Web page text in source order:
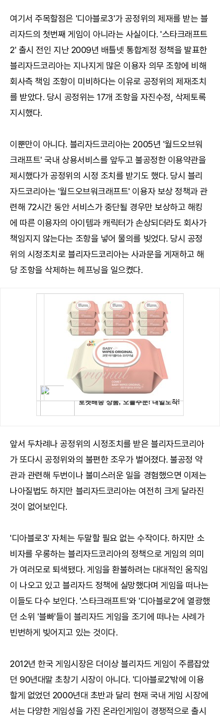
여기서 주목할점은 '디아블로3'가 공정위의 제재를 받는 블
리자드의 첫번째 게임이 아니라는 사실이다. '스타크래프트
2' 출시 전인 지난 2009년 배틀넷 통합계정 정책을 발표한
블리자드코리아는 지나지게 많은 이용자 의무 조항에 비해
회사측 책임 조항이 미비하다는 이유로 공정위의 제재조치
를 받았다. 당시 공정위는 17개 조항을 자진수정, 삭제토록
지시했다.
이뿐만이 아니다. 블리자드코리아는 2005년 '월드오브워
크래프트' 국내 상용서비스를 앞두고 불공정한 이용약관을
제시했다가 공정위의 시정 조치를 받기도 했다. 당시 블리
자드코리아는 '월드오브워크래프트' 이용자 보상 정책과 관
련해 72시간 동안 서비스가 중단될 경우만 보상하고 해킹
에 따른 이용자의 아이템과 캐릭터가 손상되더라도 회사가
책임지지 않는다는 조항을 넣어 물의를 빚었다. 당시 공정
위의 시정조치로 블리자드코리아는 사과문을 게재하고 해
당 조항을 삭제하는 헤프닝을 일으켰다.
앞서 두차례나 공정위의 시정조치를 받은 블리자드코리아
가 또다시 공정위와의 불편한 조우가 벌어졌다. 불공정 약
관과 관련해 두번이나 불미스러운 일을 경험했으면 이제는
나아질법도 하지만 블리자드코리아는 여전히 크게 달라진
것이 없어보인다.
'디아블로3' 자체는 두말할 필요 없는 수작이다. 하지만 소
비자를 우롱하는 블리자드코리아의 정책으로 게임의 의미
가 여러모로 퇴색됐다. 게임을 환불하려는 대대적인 움직임
이 나오고 있고 블리자드 정책에 실망했다며 게임을 떠나는
이들도 다수 보인다. '스타크래프트'와 '디아블로2'에 열광했
던 소위 '블빠'들이 블리자드 게임을 조기에 떠나는 사례가
빈번하게 빚어지고 있는 것이다.
2012년 한국 게임시장은 더이상 블리자드 게임이 주름잡았
던 90년대말 초창기 시장이 아니다. '디아블로2'밖에 이용
할게 없었던 2000년대 초반과 달리 현재 국내 게임 시장에
서는 다양한 게임성을 가진 온라인게임이 경쟁적으로 출시